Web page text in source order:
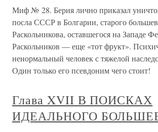
Миф № 28. Берия лично приказал
посла СССР в Болгарии, старого
Раскольникова, оставшегося на Западе
Раскольников — еще «тот фрукт».
ненормальный человек с тяжелой
Один только его псевдоним чего стоит!
Глава XVII В ПОИСКАХ
ИДЕАЛЬНОГО